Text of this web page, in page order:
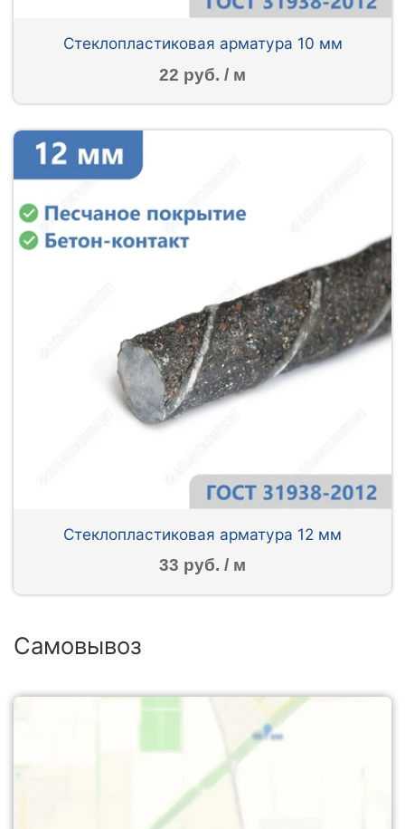
Стеклопластиковая арматура 10 мм
22 руб. / м
Стеклопластиковая арматура 12 мм
33 руб. / м
Самовывоз